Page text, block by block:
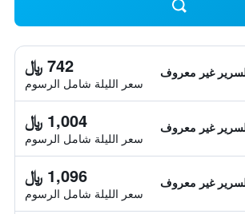
غير معروف 742 ﷼
سعر الليلة شامل الرسوم
غير معروف 1,004 ﷼
سعر الليلة شامل الرسوم
غير معروف 1,096 ﷼
سعر الليلة شامل الرسوم